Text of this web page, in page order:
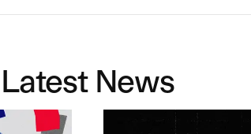
Latest News